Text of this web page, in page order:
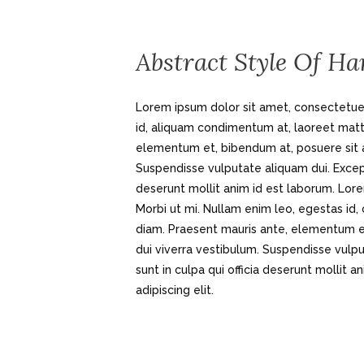
Abstract Style Of
Lorem ipsum dolor sit amet,
id, aliquam condimentum at, laoreet
elementum et, bibendum at, posuere sit
Suspendisse vulputate aliquam dui.
deserunt mollit anim id est laborum.
Morbi ut mi. Nullam enim leo, egestas
diam. Praesent mauris ante, elementum
dui viverra vestibulum. Suspendisse
sunt in culpa qui officia deserunt mollit
adipiscing elit.